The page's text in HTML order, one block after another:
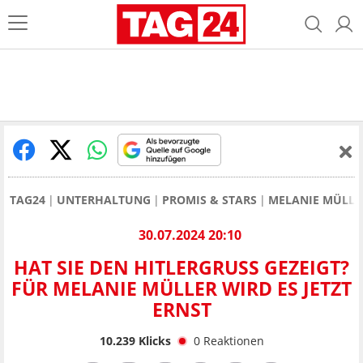
TAG24 UNTERHALTUNG PROMIS & STARS MELANIE
30.07.2024 20:10
HAT SIE DEN HITLERGRUSS GEZEIGT? F
ÜR MELANIE MÜLLER WIRD ES JETZT E
RNST
10.239Klicks 0 Reaktionen